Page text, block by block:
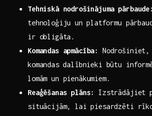
Tehniskā nodrošinājuma pārbaude:
tehnoloģiju ⁢un⁢ platformu
ir obligāta.
Komandas apmācība:
komandas⁢ dalībnieki būtu
‍lomām un pienākumiem.
Reaģēšanas plāns:
Izstrādājiet​
situācijām, lai piesardzēti